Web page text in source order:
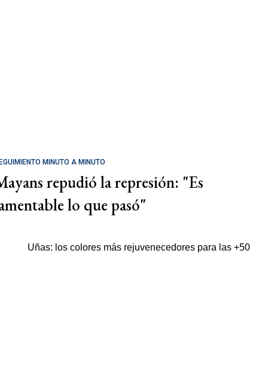
MINUTO A MINUTO
repudió la represión: "Es
lo que pasó"